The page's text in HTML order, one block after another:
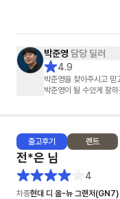
박준영 담당 딜러
4.9
박준영을 찾아주시고
박준영이 될 수있게 잘
출고후기 렌트
전*은 님
4
차종현대 디 올-뉴 그랜저(GN7)